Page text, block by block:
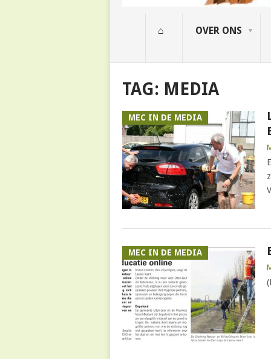
⌂ OVER ONS
TAG: MEDIA
MEC IN DE MEDIA
MEC IN DE MEDIA